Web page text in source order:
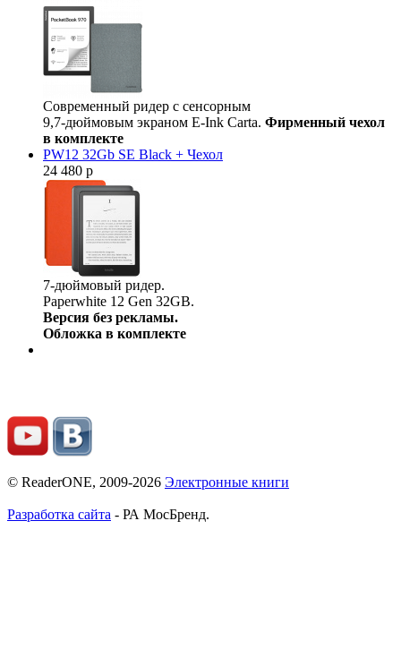
Современный ридер с сенсорным
9,7-дюймовым экраном E-Ink Carta. Фирменный чехол
в комплекте
PW12 32Gb SE Black + Чехол
24 480 р
7-дюймовый ридер.
Paperwhite 12 Gen 32GB.
Версия без рекламы.
Обложка в комплекте
© ReaderONE, 2009-2026 Электронные книги
Разработка сайта - РА МосБренд.